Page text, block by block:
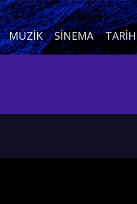
MÜZIK SINEMA TARIH